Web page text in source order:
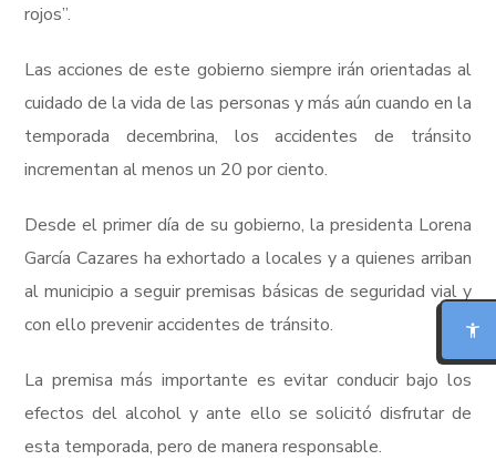
rojos”.
Las acciones de este gobierno siempre irán orientadas al
cuidado de la vida de las personas y más aún cuando en la
temporada decembrina, los accidentes de tránsito
incrementan al menos un 20 por ciento.
Desde el primer día de su gobierno, la presidenta Lorena
García Cazares ha exhortado a locales y a quienes arriban
al municipio a seguir premisas básicas de seguridad vial y
con ello prevenir accidentes de tránsito.
La premisa más importante es evitar conducir bajo los
efectos del alcohol y ante ello se solicitó disfrutar de
esta temporada, pero de manera responsable.
MODO FOCO
BIONIC READING